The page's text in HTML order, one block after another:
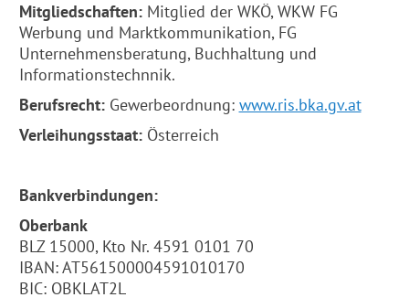
Mitgliedschaften:Mitglied der WKÖ, WKW FG
Werbung und Marktkommunikation, FG
Unternehmensberatung, Buchhaltung und
Informationstechnnik.
Berufsrecht:Gewerbeordnung: www.ris.bka.gv.at
Verleihungsstaat:Österreich
Bankverbindungen:
Oberbank
BLZ 15000, Kto Nr. 4591 0101 70
IBAN: AT561500004591010170
BIC: OBKLAT2L